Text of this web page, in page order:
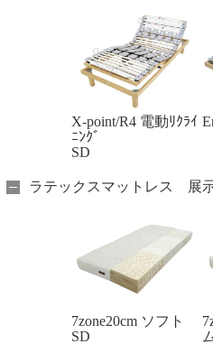
X-point/R4 電動ﾘｸﾗｲ
ﾆﾝｸﾞ
SD
ラテックスマットレス 展
7zone20cm ソフト
SD